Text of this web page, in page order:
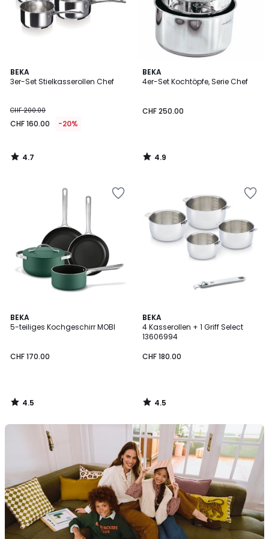
BEKA
3er-Set Stielkasserollen Chef
CHF 200.00
CHF 160.00 -20%
4.7
/ 5
4.7
/
BEKA
4er-Set Kochtöpfe, Serie Chef
CHF 250.00
4.9
/ 5
4.9
/
BEKA
5-teiliges Kochgeschirr MOBI
CHF 170.00
4.5
/ 5
4.5
/
Unser
Schulanfang
BEKA
4 Kasserollen + 1 Griff Select
13606994
CHF 180.00
4.5
/ 5
4.5
/